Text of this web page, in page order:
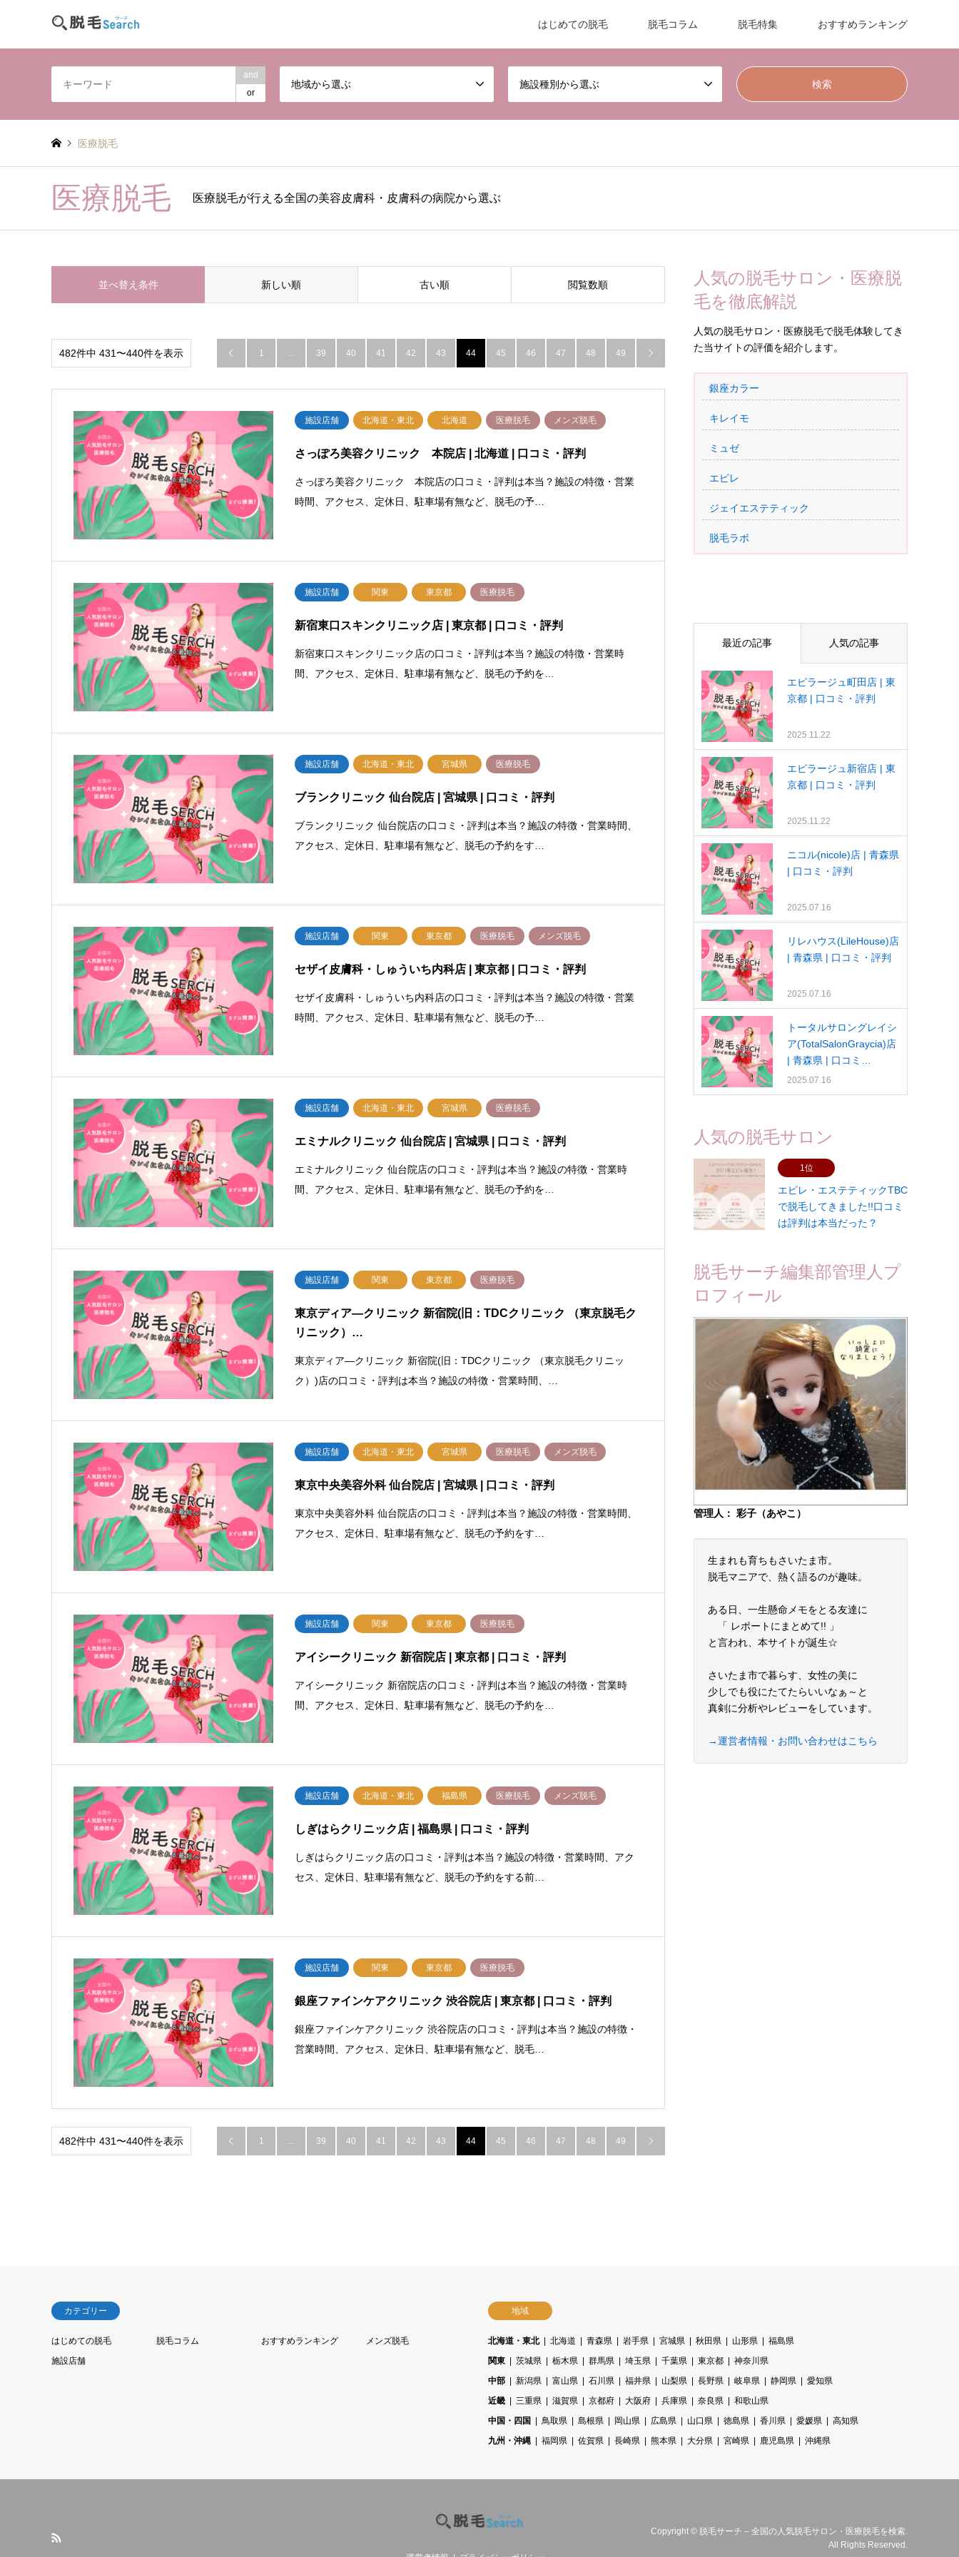
はじめての脱毛 脱毛コラム 脱毛特集 おすすめランキング
and
or
地域から選ぶ 施設種別から選ぶ
医療脱毛
医療脱毛 医療脱毛が行える全国の美容皮膚科・皮膚科の病院から選ぶ
並べ替え条件 新しい順 古い順 閲覧数順
482件中 431〜440件を表示  1 … 39 40 41 42 43 44 45 46 47 48 49 
施設店舗 北海道・東北 北海道 医療脱毛 メンズ脱毛
さっぽろ美容クリニック 本院店 | 北海道 | 口コミ・評判
さっぽろ美容クリニック 本院店の口コミ・評判は本当？施設の特徴・営業
時間、アクセス、定休日、駐車場有無など、脱毛の予…
施設店舗 関東 東京都 医療脱毛
新宿東口スキンクリニック店 | 東京都 | 口コミ・評判
新宿東口スキンクリニック店の口コミ・評判は本当？施設の特徴・営業時
間、アクセス、定休日、駐車場有無など、脱毛の予約を…
施設店舗 北海道・東北 宮城県 医療脱毛
ブランクリニック 仙台院店 | 宮城県 | 口コミ・評判
ブランクリニック 仙台院店の口コミ・評判は本当？施設の特徴・営業時間、
アクセス、定休日、駐車場有無など、脱毛の予約をす…
施設店舗 関東 東京都 医療脱毛 メンズ脱毛
セザイ皮膚科・しゅういち内科店 | 東京都 | 口コミ・評判
セザイ皮膚科・しゅういち内科店の口コミ・評判は本当？施設の特徴・営業
時間、アクセス、定休日、駐車場有無など、脱毛の予…
施設店舗 北海道・東北 宮城県 医療脱毛
エミナルクリニック 仙台院店 | 宮城県 | 口コミ・評判
エミナルクリニック 仙台院店の口コミ・評判は本当？施設の特徴・営業時
間、アクセス、定休日、駐車場有無など、脱毛の予約を…
施設店舗 関東 東京都 医療脱毛
東京ディア―クリニック 新宿院(旧：TDCクリニック （東京脱毛ク
リニック）…
東京ディア―クリニック 新宿院(旧：TDCクリニック （東京脱毛クリニッ
ク）)店の口コミ・評判は本当？施設の特徴・営業時間、…
施設店舗 北海道・東北 宮城県 医療脱毛 メンズ脱毛
東京中央美容外科 仙台院店 | 宮城県 | 口コミ・評判
東京中央美容外科 仙台院店の口コミ・評判は本当？施設の特徴・営業時間、
アクセス、定休日、駐車場有無など、脱毛の予約をす…
施設店舗 関東 東京都 医療脱毛
アイシークリニック 新宿院店 | 東京都 | 口コミ・評判
アイシークリニック 新宿院店の口コミ・評判は本当？施設の特徴・営業時
間、アクセス、定休日、駐車場有無など、脱毛の予約を…
施設店舗 北海道・東北 福島県 医療脱毛 メンズ脱毛
しぎはらクリニック店 | 福島県 | 口コミ・評判
しぎはらクリニック店の口コミ・評判は本当？施設の特徴・営業時間、アク
セス、定休日、駐車場有無など、脱毛の予約をする前…
施設店舗 関東 東京都 医療脱毛
銀座ファインケアクリニック 渋谷院店 | 東京都 | 口コミ・評判
銀座ファインケアクリニック 渋谷院店の口コミ・評判は本当？施設の特徴・
営業時間、アクセス、定休日、駐車場有無など、脱毛…
482件中 431〜440件を表示  1 … 39 40 41 42 43 44 45 46 47 48 49 
人気の脱毛サロン・医療脱
毛を徹底解説
人気の脱毛サロン・医療脱毛で脱毛体験してき
た当サイトの評価を紹介します。
銀座カラー
キレイモ
ミュゼ
エピレ
ジェイエステティック
脱毛ラボ
最近の記事 人気の記事
エピラージュ町田店 | 東
京都 | 口コミ・評判
2025.11.22
エピラージュ新宿店 | 東
京都 | 口コミ・評判
2025.11.22
ニコル(nicole)店 | 青森県
| 口コミ・評判
2025.07.16
リレハウス(LileHouse)店
| 青森県 | 口コミ・評判
2025.07.16
トータルサロングレイシ
ア(TotalSalonGraycia)店
| 青森県 | 口コミ…
2025.07.16
人気の脱毛サロン
1位
エピレ・エステティックTBC
で脱毛してきました!!口コミ
は評判は本当だった？
脱毛サーチ編集部管理人プ
ロフィール
管理人： 彩子（あやこ）
生まれも育ちもさいたま市。
脱毛マニアで、熱く語るのが趣味。
ある日、一生懸命メモをとる友達に
「 レポートにまとめて!! 」
と言われ、本サイトが誕生☆
さいたま市で暮らす、女性の美に
少しでも役にたてたらいいなぁ～と
真剣に分析やレビューをしています。
→運営者情報・お問い合わせはこちら
カテゴリー
はじめての脱毛 脱毛コラム おすすめランキング
メンズ脱毛
施設店舗
地域
北海道・東北 北海道 青森県 岩手県 宮城県 秋田県 山形県
福島県
関東
茨城県 栃木県 群馬県 埼玉県 千葉県 東京都
神奈川県
中部
新潟県 富山県 石川県 福井県 山梨県 長野県 岐阜県 静岡県
愛知県
近畿
三重県 滋賀県 京都府 大阪府 兵庫県 奈良県
和歌山県
中国・四国
鳥取県 島根県 岡山県 広島県 山口県 徳島県 香川県 愛媛県
高知県
九州・沖縄
福岡県 佐賀県 長崎県 熊本県 大分県 宮崎県 鹿児島県 沖縄県
Copyright © 脱毛サーチ – 全国の人気脱毛サロン・医療脱毛を検索.
All Rights Reserved.